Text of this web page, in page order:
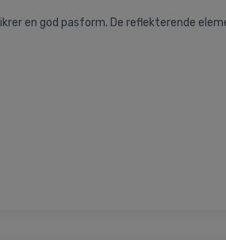
en god pasform. De reflekterende